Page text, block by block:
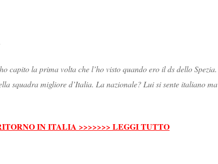
capito la prima volta che l’ho visto quando ero il ds delloSpezia.
squadra migliore d’Italia. La nazionale? Lui si sente italiano ma
IN ITALIA >>>>>>> LEGGI TUTTO